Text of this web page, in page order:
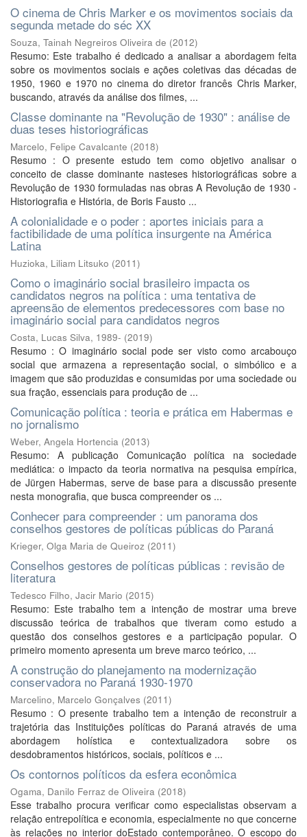
O cinema de Chris Marker e os movimentos sociais da
segunda metade do séc XX
Souza, Tainah Negreiros Oliveira de (2012)
Resumo: Este trabalho é dedicado a analisar a abordagem feita
sobre os movimentos sociais e ações coletivas das décadas de
1950, 1960 e 1970 no cinema do diretor francês Chris Marker,
buscando, através da análise dos filmes, ...
Classe dominante na "Revolução de 1930" : análise de
duas teses historiográficas
Marcelo, Felipe Cavalcante (2018)
Resumo : O presente estudo tem como objetivo analisar o
conceito de classe dominante nasteses historiográficas sobre a
Revolução de 1930 formuladas nas obras A Revolução de 1930 -
Historiografia e História, de Boris Fausto ...
A colonialidade e o poder : aportes iniciais para a
factibilidade de uma política insurgente na América
Latina
Huzioka, Liliam Litsuko (2011)
Como o imaginário social brasileiro impacta os
candidatos negros na política : uma tentativa de
apreensão de elementos predecessores com base no
imaginário social para candidatos negros
Costa, Lucas Silva, 1989- (2019)
Resumo : O imaginário social pode ser visto como arcabouço
social que armazena a representação social, o simbólico e a
imagem que são produzidas e consumidas por uma sociedade ou
sua fração, essenciais para produção de ...
Comunicação política : teoria e prática em Habermas e
no jornalismo
Weber, Angela Hortencia (2013)
Resumo: A publicação Comunicação política na sociedade
mediática: o impacto da teoria normativa na pesquisa empírica,
de Jürgen Habermas, serve de base para a discussão presente
nesta monografia, que busca compreender os ...
Conhecer para compreender : um panorama dos
conselhos gestores de políticas públicas do Paraná
Krieger, Olga Maria de Queiroz (2011)
Conselhos gestores de políticas públicas : revisão de
literatura
Tedesco Filho, Jacir Mario (2015)
Resumo: Este trabalho tem a intenção de mostrar uma breve
discussão teórica de trabalhos que tiveram como estudo a
questão dos conselhos gestores e a participação popular. O
primeiro momento apresenta um breve marco teórico, ...
A construção do planejamento na modernização
conservadora no Paraná 1930-1970
Marcelino, Marcelo Gonçalves (2011)
Resumo : O presente trabalho tem a intenção de reconstruir a
trajetória das Instituições políticas do Paraná através de uma
abordagem holística e contextualizadora sobre os
desdobramentos históricos, sociais, políticos e ...
Os contornos políticos da esfera econômica
Ogama, Danilo Ferraz de Oliveira (2018)
Esse trabalho procura verificar como especialistas observam a
relação entrepolítica e economia, especialmente no que concerne
às relações no interior doEstado contemporâneo. O escopo do